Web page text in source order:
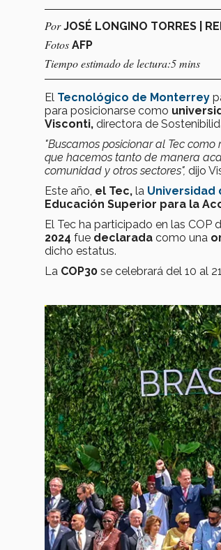
PorJOSÉ LONGINO TORRES |
Fotos AFP
Tiempo estimado de lectura:5 mins
El Tecnológico de Monterrey
para posicionarse como
Visconti, directora de
"Buscamos posicionar al Tec
que hacemos tanto de manera
comunidad y otros sectores", dijo
Este año, el Tec, la Universidad
Educación Superior para la
El Tec ha participado en las COP
2024 fue declarada como una
dicho estatus.
La COP30 se celebrará del 10 al